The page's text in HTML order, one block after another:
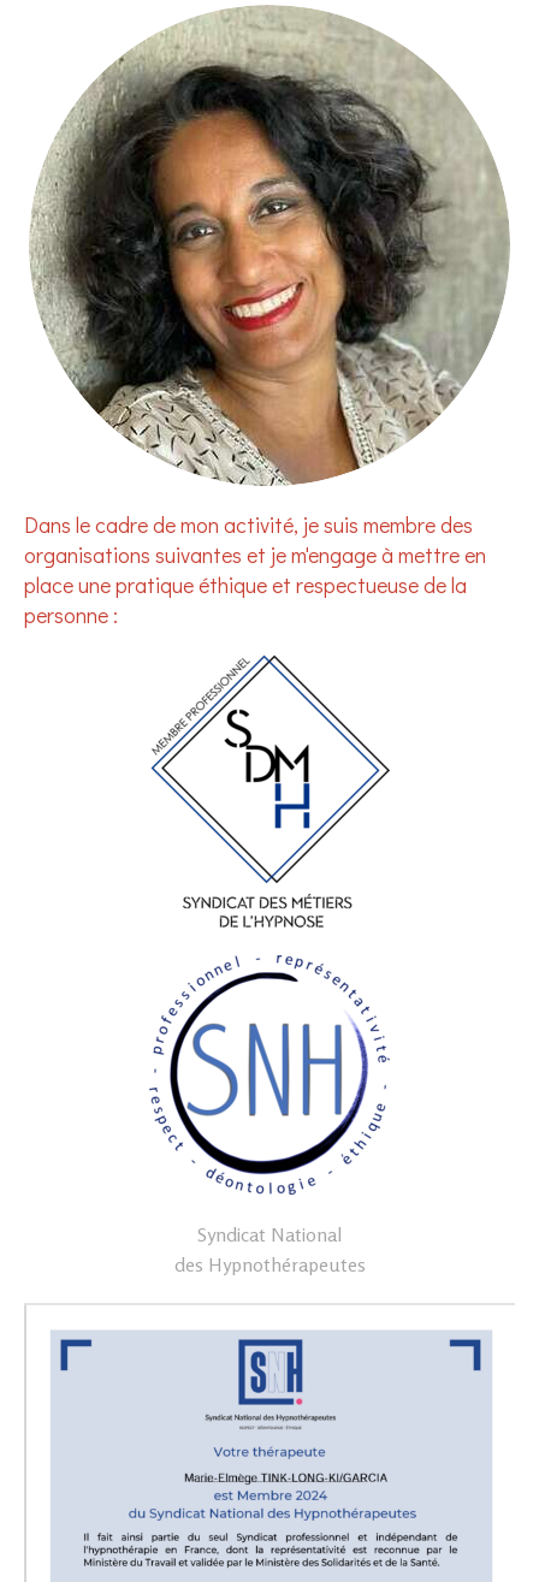
Dans le cadre de mon activité, je suis membre des
organisations suivantes et je m'engage à mettre en
place une pratique éthique et respectueuse de la
personne :
Syndicat National
des Hypnothérapeutes